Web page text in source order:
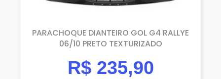
PARACHOQUE DIANTEIRO GOL G4 RALLYE
06/10 PRETO TEXTURIZADO
R$235,90